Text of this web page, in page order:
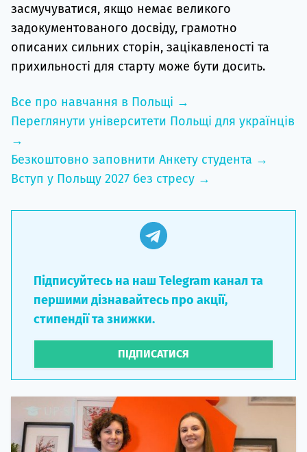
засмучуватися, якщо немає великого
задокументованого досвіду, грамотно
описаних сильних сторін, зацікавленості та
прихильності для старту може бути досить.
Все про навчання в Польщі →
Переглянути університети Польщі для українців
→
Безкоштовно заповнити Анкету студента →
Вступ у Польщу 2027 без стресу →
Підписуйтесь на наш Telegram канал та
першими дізнавайтесь про акції,
стипендії та знижки.
ПІДПИСАТИСЯ